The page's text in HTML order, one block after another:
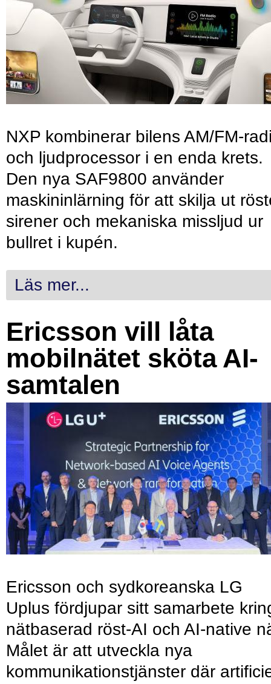
NXP kombinerar bilens AM/FM-
och ljudprocessor i en enda krets.
Den nya SAF9800 använder
maskininlärning för att skilja ut
sirener och mekaniska missljud ur
bullret i kupén.
Läs mer...
Ericsson vill låta
mobilnätet sköta AI-
samtalen
Ericsson och sydkoreanska LG
Uplus fördjupar sitt samarbete
nätbaserad röst-AI och AI-native
Målet är att utveckla nya
kommunikationstjänster där